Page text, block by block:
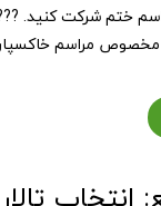
ختم شرکت کنید.
مخصوص مراسم